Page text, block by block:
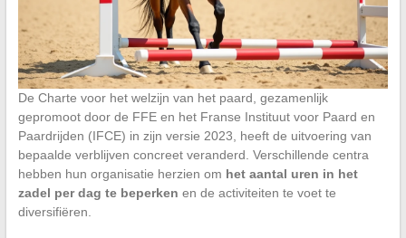
De Charte voor het welzijn van het paard, gezamenlijk
gepromoot door de FFE en het Franse Instituut voor Paard en
Paardrijden (IFCE) in zijn versie 2023, heeft de uitvoering van
bepaalde verblijven concreet veranderd. Verschillende centra
hebben hun organisatie herzien om het aantal uren in het
zadel per dag te beperken en de activiteiten te voet te
diversifiëren.